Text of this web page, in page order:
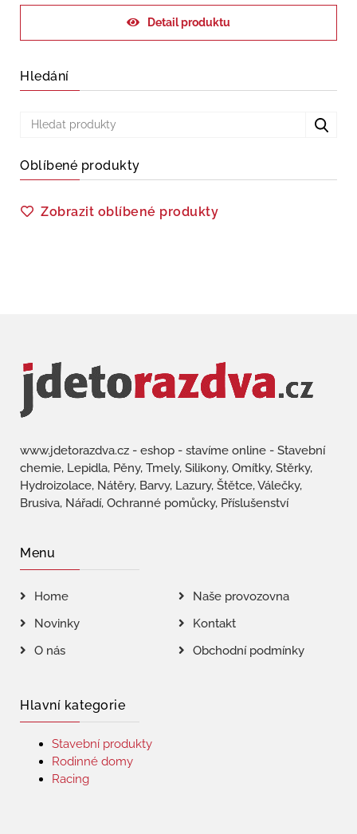
Detail produktu
Hledání
Oblíbené produkty
Zobrazit oblíbené produkty
www.jdetorazdva.cz - eshop - stavíme online - Stavební
chemie, Lepidla, Pěny, Tmely, Silikony, Omítky, Stěrky,
Hydroizolace, Nátěry, Barvy, Lazury, Štětce, Válečky,
Brusiva, Nářadí, Ochranné pomůcky, Příslušenství
Menu
Home
Naše provozovna
Novinky
Kontakt
O nás
Obchodní podmínky
Hlavní kategorie
Stavební produkty
Rodinné domy
Racing